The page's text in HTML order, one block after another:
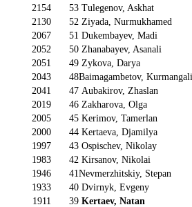
2154 53 Tulegenov, Askhat
2130 52 Ziyada, Nurmukhamed
2067 51 Dukembayev, Madi
2052 50 Zhanabayev, Asanali
2051 49 Zykova, Darya
2043 48Baimagambetov, Kurmangali
2041 47 Aubakirov, Zhaslan
2019 46 Zakharova, Olga
2005 45 Kerimov, Tamerlan
2000 44 Kertaeva, Djamilya
1997 43 Ospischev, Nikolay
1983 42 Kirsanov, Nikolai
1946 41Nevmerzhitskiy, Stepan
1933 40 Dvirnyk, Evgeny
1911 39 Kertaev, Natan